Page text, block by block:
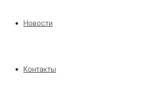
Новости
Контакты